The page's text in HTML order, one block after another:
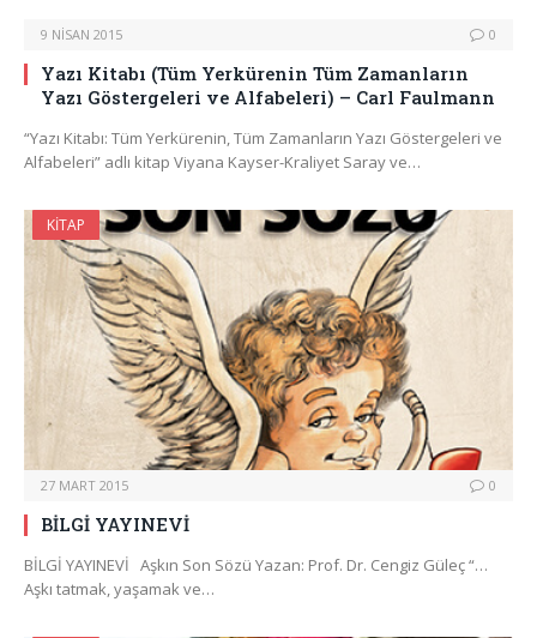
9 NISAN 2015 0
Yazı Kitabı (Tüm Yerkürenin Tüm Zamanların
Yazı Göstergeleri ve Alfabeleri) – Carl Faulmann
“Yazı Kitabı: Tüm Yerkürenin, Tüm Zamanların Yazı Göstergeleri ve
Alfabeleri” adlı kitap Viyana Kayser-Kraliyet Saray ve…
KITAP
27 MART 2015 0
BİLGİ YAYINEVİ
BİLGİ YAYINEVİ Aşkın Son Sözü Yazan: Prof. Dr. Cengiz Güleç “…
Aşkı tatmak, yaşamak ve…